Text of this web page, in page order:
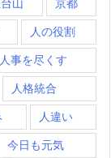
山 京都
人の役割
人事を尽くす
人格統合
人違い
今日も元気